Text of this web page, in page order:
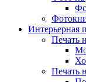
Интерьерная
Печать
Печать